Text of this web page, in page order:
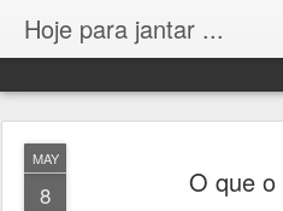
Hoje para jantar ...
MAY
8 O que